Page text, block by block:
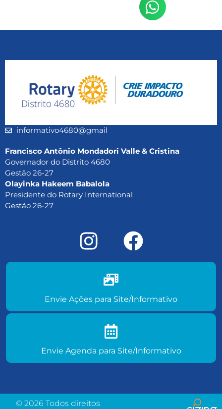
informativo4680@gmail
Francisco Antônio Mondadori Valle & Cristina
Governador do Distrito 4680
Gestão 26-27
Olayinka Hakeem Babalola
Presidente do Rotary International
Gestão 26-27
Envie Ações para Site/Informativo
Envie ações do seu clube para
Envie Agenda para Site/Informativo
Envie agenda de eventos para
© 2026 Todos direitos